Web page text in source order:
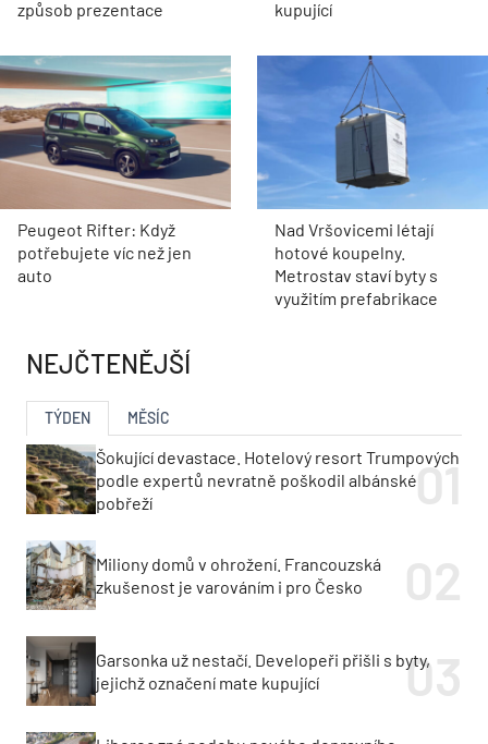
způsob prezentace
kupující
Peugeot Rifter: Když
potřebujete víc než jen
auto
Nad Vršovicemi létají
hotové koupelny.
Metrostav staví byty s
využitím prefabrikace
NEJČTENĚJŠÍ
TÝDEN MĚSÍC
Šokující devastace. Hotelový resort Trumpových
podle expertů nevratně poškodil albánské
pobřeží
Miliony domů v ohrožení. Francouzská
zkušenost je varováním i pro Česko
Garsonka už nestačí. Developeři přišli s byty,
jejichž označení mate kupující